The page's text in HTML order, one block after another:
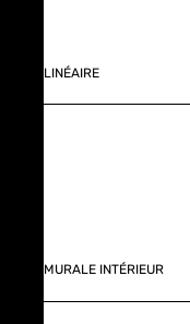
LINÉAIRE
MURALE INTÉRIEUR